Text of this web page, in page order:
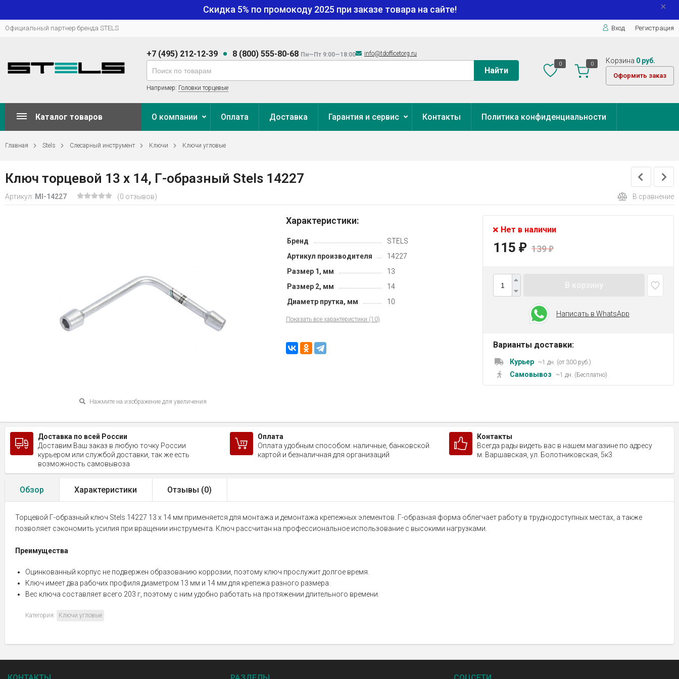
Скидка 5% по промокоду 2025 при заказе товара на сайте!
Официальный партнер бренда STELS Вход Регистрация
+7 (495) 212-12-39 8 (800) 555-80-68 Пн—Пт 9:00—18:00 info@tdofficetorg.ru
Найти
Например: Головки торцевые
0 0 Корзина 0 руб.
Оформить заказ
Каталог товаров О компании Оплата Доставка Гарантия и сервис Контакты Политика конфиденциальности
Главная Stels Слесарный инструмент Ключи Ключи угловые
Ключ торцевой 13 х 14, Г-образный Stels 14227
Артикул: MI-14227 (0 отзывов) В сравнение
Нажмите на изображение для увеличения
Характеристики:
Бренд
STELS
Артикул производителя
14227
Размер 1, мм
13
Размер 2, мм
14
Диаметр прутка, мм
10
Показать все характеристики (10)
Нет в наличии
115 ₽ 139₽
Написать в WhatsApp
Варианты доставки:
Курьер ~1 дн. (от 300 руб.)
Самовывоз ~1 дн. (Бесплатно)
Доставка по всей России
Доставим Ваш заказ в любую точку России
курьером или службой доставки, так же есть
возможность самовывоза
Оплата
Оплата удобным способом: наличные, банковской
картой и безналичная для организаций
Контакты
Всегда рады видеть вас в нашем магазине по адресу
м. Варшавская, ул. Болотниковская, 5к3
Обзор Характеристики Отзывы (0)
Торцевой Г-образный ключ Stels 14227 13 х 14 мм применяется для монтажа и демонтажа крепежных элементов. Г-образная форма облегчает работу в труднодоступных местах, а также
позволяет сэкономить усилия при вращении инструмента. Ключ рассчитан на профессиональное использование с высокими нагрузками.
Преимущества
Оцинкованный корпус не подвержен образованию коррозии, поэтому ключ прослужит долгое время.
Ключ имеет два рабочих профиля диаметром 13 мм и 14 мм для крепежа разного размера.
Вес ключа составляет всего 203 г, поэтому с ним удобно работать на протяжении длительного времени.
Категория: Ключи угловые